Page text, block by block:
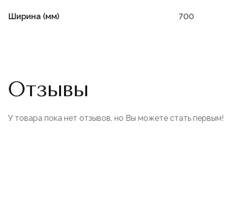
Ширина (мм) 700
Отзывы
У товара пока нет отзывов, но Вы можете стать первым!